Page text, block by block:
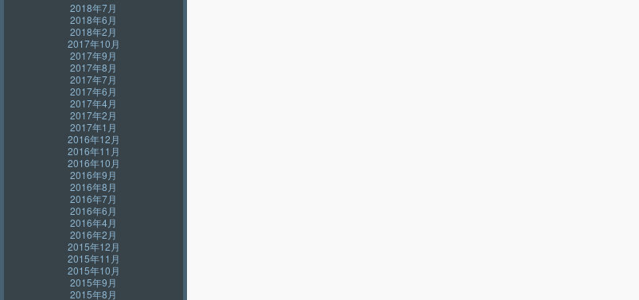
2018年7月
2018年6月
2018年2月
2017年10月
2017年9月
2017年8月
2017年7月
2017年6月
2017年4月
2017年2月
2017年1月
2016年12月
2016年11月
2016年10月
2016年9月
2016年8月
2016年7月
2016年6月
2016年4月
2016年2月
2015年12月
2015年11月
2015年10月
2015年9月
2015年8月